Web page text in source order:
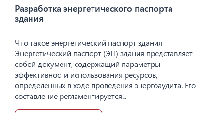
Разработка энергетического паспорта
здания
Что такое энергетический паспорт здания
Энергетический паспорт (ЭП) здания представляет
собой документ, содержащий параметры
эффективности использования ресурсов,
определенных в ходе проведения энергоаудита. Его
составление регламентируется...